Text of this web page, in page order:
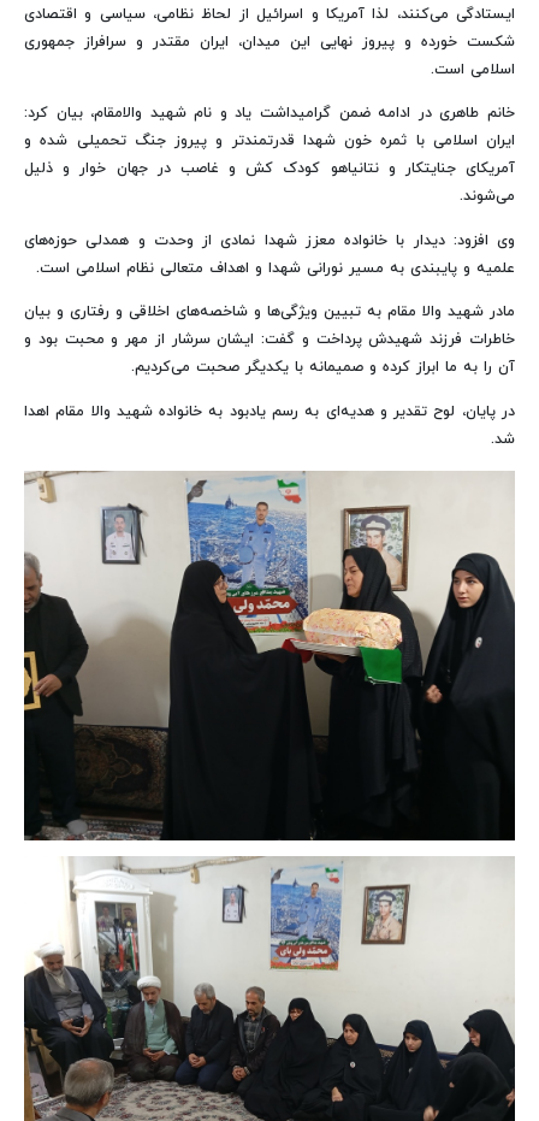
ایستادگی می‌کنند، لذا آمریکا و اسرائیل از لحاظ نظامی، سیاسی و اقتصادی
شکست خورده و پیروز نهایی این میدان، ایران مقتدر و سرافراز جمهوری
اسلامی است.
خانم طاهری در ادامه ضمن گرامیداشت یاد و نام شهید والامقام، بیان کرد:
ایران اسلامی با ثمره خون شهدا قدرتمندتر و پیروز جنگ تحمیلی شده و
آمریکای جنایتکار و نتانیاهو کودک کش و غاصب در جهان خوار و ذلیل
می‌شوند.
وی افزود: دیدار با خانواده معزز شهدا نمادی از وحدت و همدلی حوزه‌های
علمیه و پایبندی به مسیر نورانی شهدا و اهداف متعالی نظام اسلامی است.
مادر شهید والا مقام به تبیین ویژگی‌ها و شاخصه‌های اخلاقی و رفتاری و بیان
خاطرات فرزند شهیدش پرداخت و گفت: ایشان سرشار از مهر و محبت بود و
آن را به ما ابراز کرده و صمیمانه با یکدیگر صحبت می‌کردیم.
در پایان، لوح تقدیر و هدیه‌ای به رسم یادبود به خانواده شهید والا مقام اهدا
شد.